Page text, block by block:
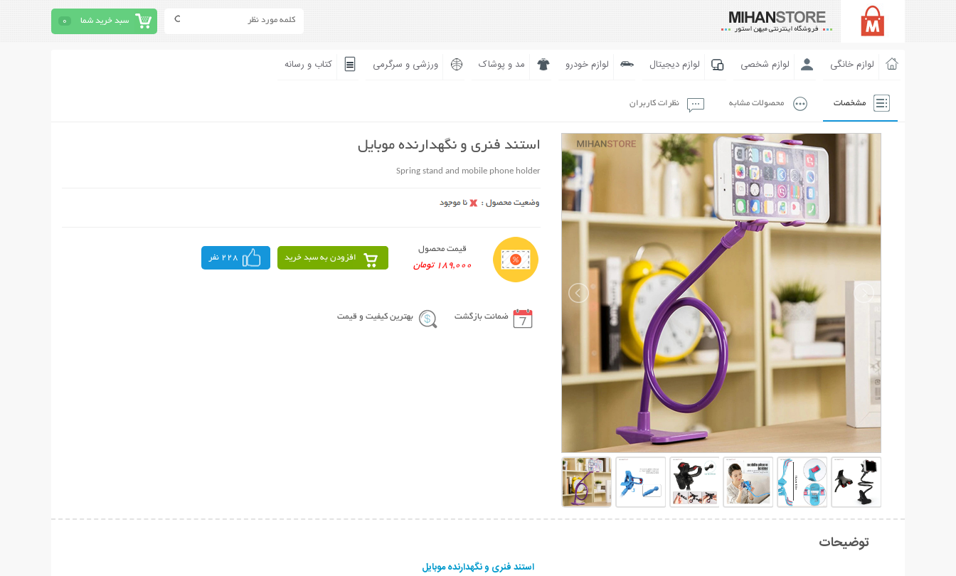
سبد خرید شما 0
لوازم خانگی لوازم شخصی لوازم دیجیتال لوازم خودرو مد و پوشاک ورزشی و سرگرمی کتاب و رسانه
مشخصات محصولات مشابه نظرات کاربران
استند فنری و نگهدارنده موبایل
Spring stand and mobile phone holder
قیمت محصول
189,000 تومان
افزودن به سبد خرید 228 نفر
ضمانت بازگشت بهترین کیفیت و قیمت
توضیحات
استند فنری و نگهدارنده موبایل